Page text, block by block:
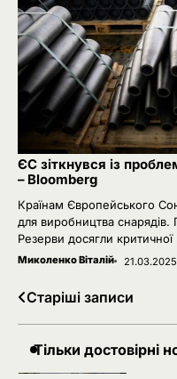
ЄС зіткнувся із
– Bloomberg
Країнам Європейського
для виробництва
Резерви досягли
Миколенко Віталій 21.03.2025
Навігація
за
записами
Старіші записи
Тільки достовірні
2
Фонду
Ivanov
3
для
Ivanov
4
де
Ivanov
5
Сенат
1
Ivanov